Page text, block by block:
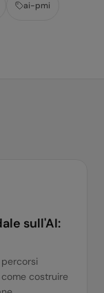
ai-pmi
sull'AI:
percorsi
costruire